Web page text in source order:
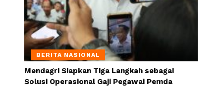
BERITA NASIONAL
Mendagri Siapkan Tiga Langkah sebagai
Solusi Operasional Gaji Pegawai Pemda